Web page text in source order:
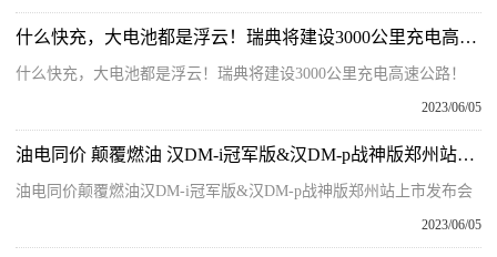
什么快充，大电池都是浮云！瑞典将建设3000公里充电高速公路！
什么快充，大电池都是浮云！瑞典将建设3000公里充电高速公路！
2023/06/05
油电同价 颠覆燃油 汉DM-i冠军版&汉DM-p战神版郑州站上市发布会
油电同价颠覆燃油汉DM-i冠军版&汉DM-p战神版郑州站上市发布会
2023/06/05